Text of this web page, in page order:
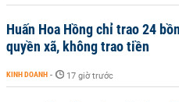
Huấn Hoa Hồng chỉ trao 24
quyền xã, không trao tiền
KINH DOANH - 17 giờ trước